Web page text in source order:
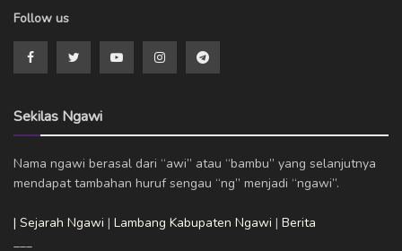
Follow us
Sekilas Ngawi
Nama ngawi berasal dari “awi” atau “bambu” yang selanjutnya
mendapat tambahan huruf sengau “ng” menjadi “ngawi”.
| Sejarah Ngawi | Lambang Kabupaten Ngawi | Berita